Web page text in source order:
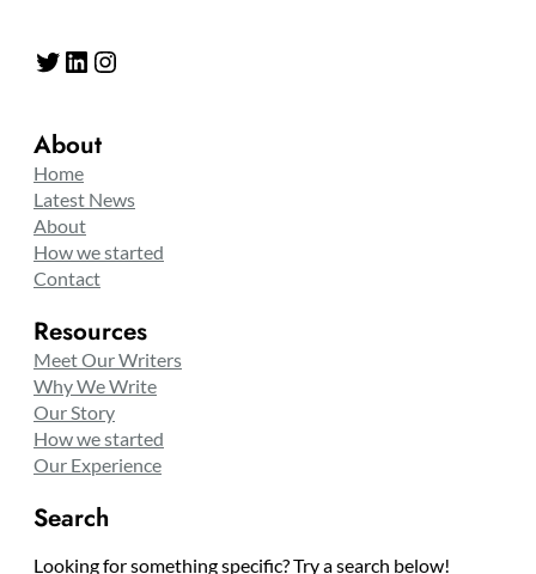
Twitter LinkedIn Instagram
About
Home
Latest News
About
How we started
Contact
Resources
Meet Our Writers
Why We Write
Our Story
How we started
Our Experience
Search
Looking for something specific? Try a search below!